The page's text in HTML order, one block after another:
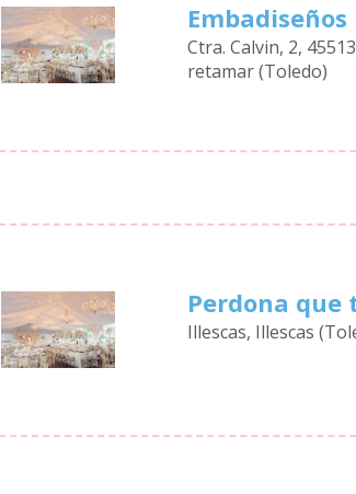
Embadiseños
Ctra. Calvin, 2,
retamar (Toledo)
Perdona que
Illescas, Illescas